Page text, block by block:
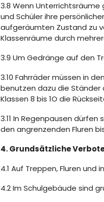
3.8 Wenn
und Schüler ihre
aufgeräumten Zustand zu
Klassenräume durch
3.9 Um Gedränge auf den
3.10 Fahrräder müssen in
benutzen dazu die Ständer
Klassen 8 bis 1O die
3.11 In Regenpausen dürfen
den angrenzenden Fluren
4. Grundsätzliche
4.1 Auf Treppen, Fluren
4.2 Im Schulgebäude sind